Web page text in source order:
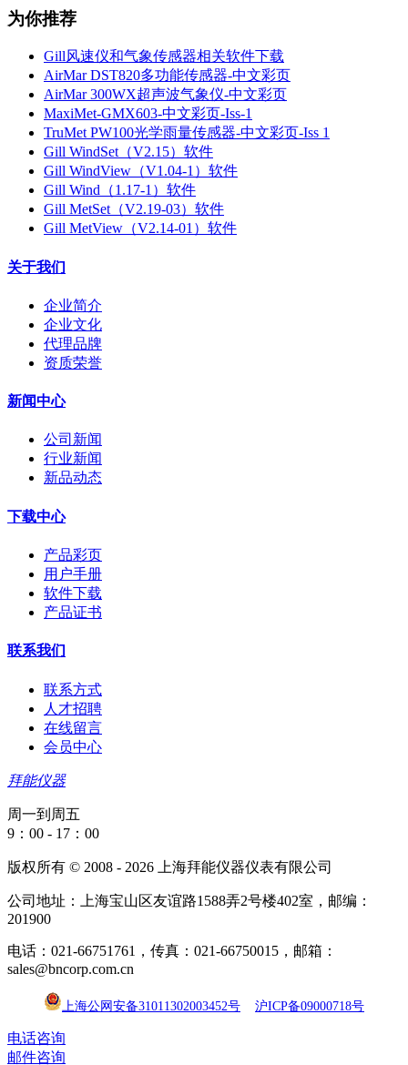
为你推荐
Gill风速仪和气象传感器相关软件下载
AirMar DST820多功能传感器-中文彩页
AirMar 300WX超声波气象仪-中文彩页
MaxiMet-GMX603-中文彩页-Iss-1
TruMet PW100光学雨量传感器-中文彩页-Iss 1
Gill WindSet（V2.15）软件
Gill WindView（V1.04-1）软件
Gill Wind（1.17-1）软件
Gill MetSet（V2.19-03）软件
Gill MetView（V2.14-01）软件
关于我们
企业简介
企业文化
代理品牌
资质荣誉
新闻中心
公司新闻
行业新闻
新品动态
下载中心
产品彩页
用户手册
软件下载
产品证书
联系我们
联系方式
人才招聘
在线留言
会员中心
拜能仪器
周一到周五
9：00 - 17：00
版权所有 © 2008 - 2026 上海拜能仪器仪表有限公司
公司地址：上海宝山区友谊路1588弄2号楼402室，邮编：
201900
电话：021-66751761，传真：021-66750015，邮箱：
sales@bncorp.com.cn
上海公网安备31011302003452号 沪ICP备09000718号
电话咨询
邮件咨询